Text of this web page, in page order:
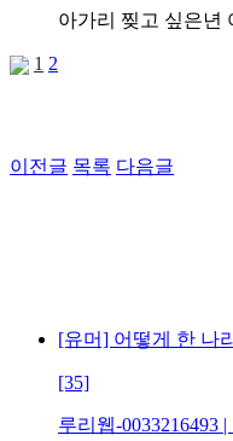
아가리 찢고 싶은년
1 2
이전글 목록 다음글
[유머] 어떻게 한 나
[35]
루리웹-0033216493 |